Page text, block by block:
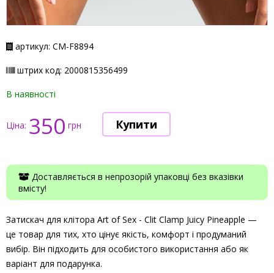
артикул: СМ-F8894
штрих код: 2000815356499
В наявності
Ціна: 350 грн
Доставляється в непрозорій упаковці без вказівки
вмісту!
Затискач для клітора Art of Sex - Clit Clamp Juicy Pineapple —
це товар для тих, хто цінує якість, комфорт і продуманий
вибір. Він підходить для особистого використання або як
варіант для подарунка.